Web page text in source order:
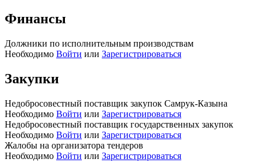
Финансы
Должники по исполнительным производствам
Необходимо Войти или Зарегистрироваться
Закупки
Недобросовестный поставщик закупок Самрук-Казына
Необходимо Войти или Зарегистрироваться
Недобросовестный поставщик государственных закупок
Необходимо Войти или Зарегистрироваться
Жалобы на организатора тендеров
Необходимо Войти или Зарегистрироваться